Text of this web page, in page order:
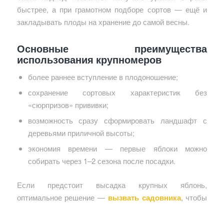
быстрее, а при грамотном подборе сортов — ещё и
закладывать плоды на хранение до самой весны.
Основные преимущества
использования крупномеров
более раннее вступление в плодоношение;
сохранение сортовых характеристик без
«сюрпризов» прививки;
возможность сразу сформировать ландшафт с
деревьями приличной высоты;
экономия времени — первые яблоки можно
собирать через 1–2 сезона после посадки.
Если предстоит высадка крупных яблонь,
оптимальное решение — вызвать садовника, чтобы